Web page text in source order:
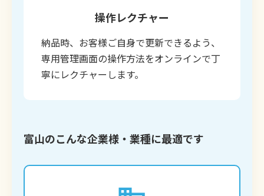
操作レクチャー
納品時、お客様ご自身で更新できるよう、
専用管理画面の操作方法をオンラインで丁
寧にレクチャーします。
富山のこんな企業様・業種に最適です